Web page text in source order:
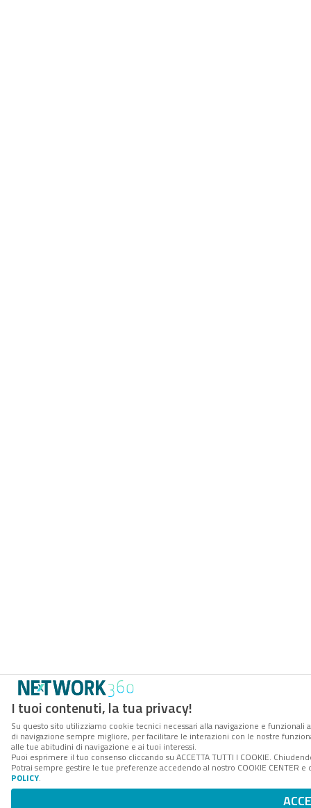
I tuoi contenuti, la tua privacy!
Su questo sito utilizziamo cookie tecnici necessari alla navigazione e
di navigazione sempre migliore, per facilitare le interazioni con le nostre
alle tue abitudini di navigazione e ai tuoi interessi.
Puoi esprimere il tuo consenso cliccando su ACCETTA TUTTI I COOKIE.
Potrai sempre gestire le tue preferenze accedendo al nostro COOKIE
POLICY.